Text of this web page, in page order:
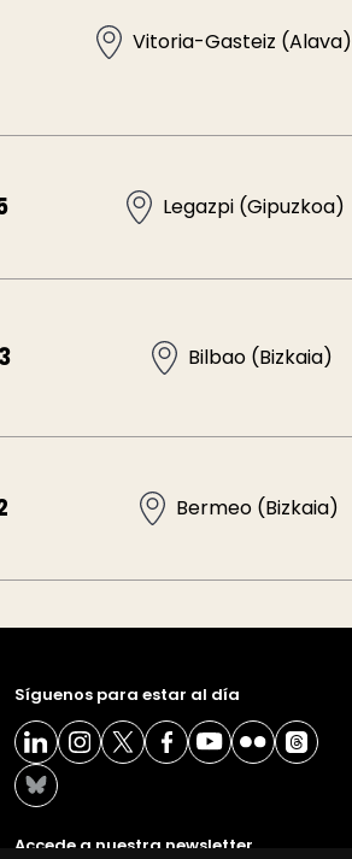
Vitoria-Gasteiz (Alava)
Legazpi (Gipuzkoa)
Bilbao (Bizkaia)
Bermeo (Bizkaia)
Síguenos para estar al día
Accede a nuestra newsletter